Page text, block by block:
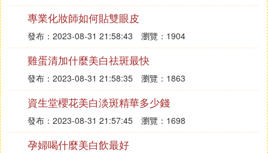
同時為皮膚深層補水、淡化色素、減少細紋的產生。
這套產品可以作為專業的全面的曬後修復產品。
B:柏婭琳光感曬後修復乳
製作這款產品的原材料和技術大多來源於瑞士。
主要以紅茶和蜂蜜為原料，發酵而成 蜜茶菌 。
蜜茶菌中的茶多酚，是一種天然的抗氧化劑。
茶中的 兒茶素 等等，可以有效的修復細胞基因，抑
制各階段黑色素的生成。
專業化妝師如何貼雙眼皮
發布：2023-08-31 21:58:43 瀏覽：1904
雞蛋清加什麼美白祛斑最快
發布：2023-08-31 21:58:35 瀏覽：1863
資生堂櫻花美白淡斑精華多少錢
發布：2023-08-31 21:57:45 瀏覽：1698
孕婦喝什麼美白飲最好